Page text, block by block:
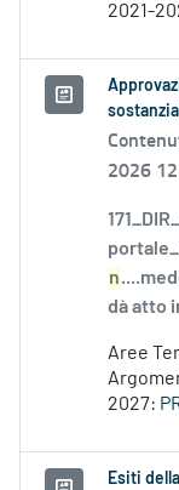
2021-
2026
n
dà atto
Aree
2027:
Esiti